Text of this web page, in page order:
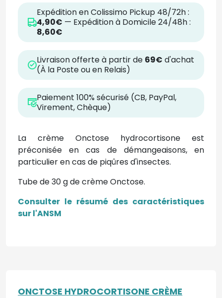
Expédition en Colissimo Pickup 48/72h :
4,90€ — Expédition à Domicile 24/48h :
8,60€
Livraison offerte à partir de 69€ d'achat
(À la Poste ou en Relais)
Paiement 100% sécurisé (CB, PayPal,
Virement, Chèque)
La crème Onctose hydrocortisone est
préconisée en cas de démangeaisons, en
particulier en cas de piqûres d'insectes.
Tube de 30 g de crème Onctose.
Consulter le résumé des caractéristiques
sur l'ANSM
ONCTOSE HYDROCORTISONE CRÈME